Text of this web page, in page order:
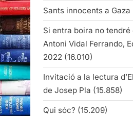
Sants innocents a Gaza
Si entra boira no tendré
Antoni Vidal Ferrando,
2022 (16.010)
Invitació a la lectura
de Josep Pla (15.858)
Qui sóc? (15.209)